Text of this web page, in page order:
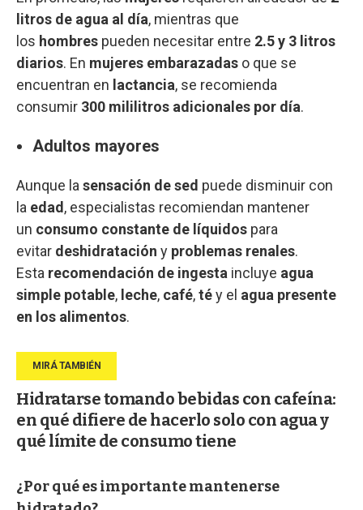
litros de agua al día, mientras que
los hombres pueden necesitar entre 2.5 y 3 litros
diarios. En mujeres embarazadas o que se
encuentran en lactancia, se recomienda
consumir 300 mililitros adicionales por día.
Adultos mayores
Aunque la sensación de sed puede disminuir con
la edad , especialistas recomiendan mantener
un consumo constante de líquidos para
evitar deshidratación y problemas renales.
Esta recomendación de ingesta incluye agua
simple potable, leche, café,téy el agua presente
en los alimentos.
Hidratarse tomando bebidas con cafeína:
en qué difiere de hacerlo solo con agua y
qué límite de consumo tiene
¿Por qué es importante mantenerse